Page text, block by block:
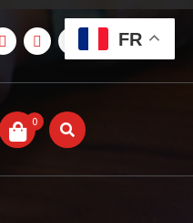
0
FR